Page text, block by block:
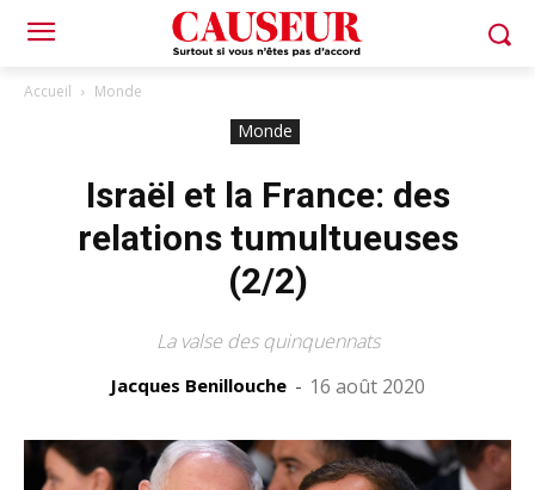
Accueil Monde
Monde
Israël et la France: des
relations tumultueuses
(2/2)
La valse des quinquennats
Jacques Benillouche - 16 août 2020